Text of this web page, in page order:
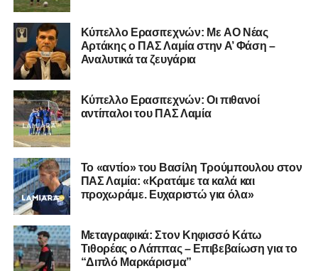
Τον καλωσορίζουμε στην οικογένεια του Σαρωνικού και
του ευχόμαστε υγεία και επιτυχίες.»
Ακολουθήστε το
μαθαίνετε πρώτοι τα κυανόλευκα νέα στην Ελλάδα και τον
υπόλοιπο κόσμο. Ακολουθήστε το lamiara.gr στο
Facebook, στο Instagram
μαθαίνετε σε χρόνο dt όλα τα νέα.
Kύπελλο Ερασιτεχνών: Με AO Nέας
Αρτάκης ο ΠΑΣ Λαμία στην Α’ Φάση –
Αναλυτικά τα ζευγάρια
Κύπελλο Ερασιτεχνών: Οι πιθανοί
αντίπαλοι του ΠΑΣ Λαμία
Το «αντίο» του Βασίλη Τρούμπουλου στον
ΠΑΣ Λαμία: «Κρατάμε τα καλά και
προχωράμε. Ευχαριστώ για όλα»
Μεταγραφικά: Στον Κηφισσό Κάτω
Τιθορέας ο Λάππας – Επιβεβαίωση για το
“Διπλό Μαρκάρισμα”